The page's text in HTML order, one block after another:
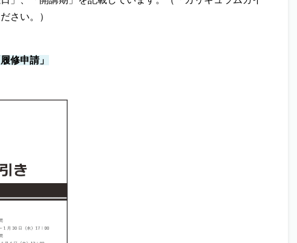
さい。）
修申請」